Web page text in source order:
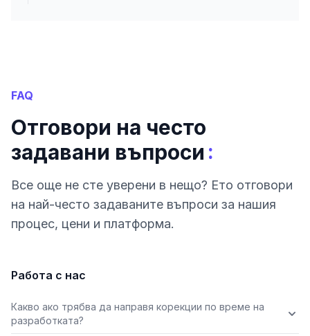
FAQ
Отговори на често
задавани въпроси :
Все още не сте уверени в нещо? Ето отговори
на най-често задаваните въпроси за нашия
процес, цени и платформа.
Работа с нас
Какво ако трябва да направя корекции по време на
разработката?